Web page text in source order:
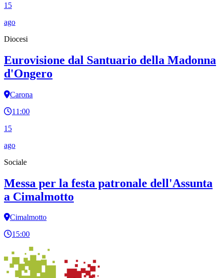
15
ago
Diocesi
Eurovisione dal Santuario della Madonna
d'Ongero
Carona
11:00
15
ago
Sociale
Messa per la festa patronale dell'Assunta
a Cimalmotto
Cimalmotto
15:00